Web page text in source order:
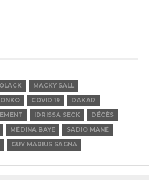
MACKY SALL
COVID 19
DAKAR
IDRISSA SECK
DÉCÈS
MÉDINA BAYE
SADIO MANÉ
GUY MARIUS SAGNA